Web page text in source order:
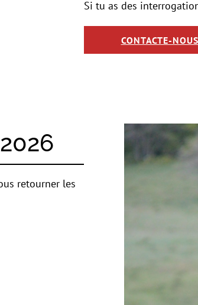
Si tu as des
CONTACTE-NOUS
retourner les